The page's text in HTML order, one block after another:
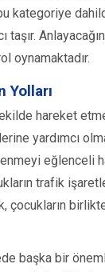
kategoriye
oynamaktadır.
Yolları
hareket
yardımcı
trafik
çocukların
başka bir